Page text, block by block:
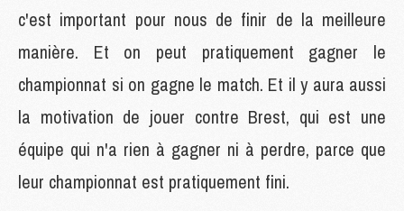
c'est important pour nous de finir de la meilleure
manière. Et on peut pratiquement gagner le
championnat si on gagne le match. Et il y aura aussi
la motivation de jouer contre Brest, qui est une
équipe qui n'a rien à gagner ni à perdre, parce que
leur championnat est pratiquement fini.